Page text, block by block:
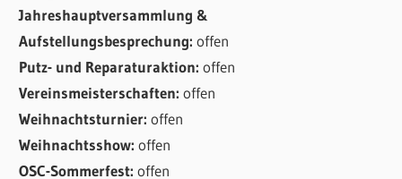
Jahreshauptversammlung &
Aufstellungsbesprechung:offen
Putz- und Reparaturaktion:offen
Vereinsmeisterschaften:offen
Weihnachtsturnier:offen
Weihnachtsshow:offen
OSC-Sommerfest:offen